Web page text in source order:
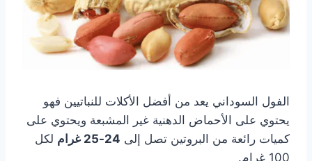
الفول السوداني يعد من أفضل الأكلات للنباتيين فهو
يحتوي على الأحماض الدهنية غير المشبعة ويحتوي على
كميات رائعة من البروتين تصل إلى 24-25 غرام
لكل
100 غرام.